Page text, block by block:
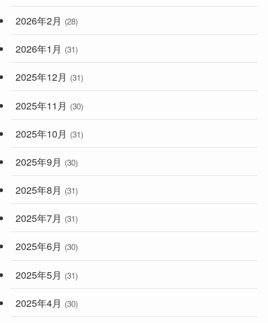
2026年2月 (28)
2026年1月 (31)
2025年12月 (31)
2025年11月 (30)
2025年10月 (31)
2025年9月 (30)
2025年8月 (31)
2025年7月 (31)
2025年6月 (30)
2025年5月 (31)
2025年4月 (30)